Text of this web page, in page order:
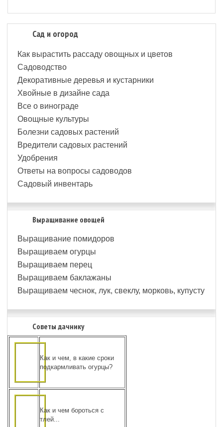
Сад и огород
Как вырастить рассаду овощных и цветов
Садоводство
Декоративные деревья и кустарники
Хвойные в дизайне сада
Все о винограде
Овощные культуры
Болезни садовых растений
Вредители садовых растений
Удобрения
Ответы на вопросы садоводов
Садовый инвентарь
Выращивание овощей
Выращивание помидоров
Выращиваем огурцы
Выращиваем перец
Выращиваем баклажаны
Выращиваем чеснок, лук, свеклу, морковь, купусту
Советы дачнику
Как и чем, в какие сроки
подкармливать огурцы?
Как и чем бороться с
тлей...